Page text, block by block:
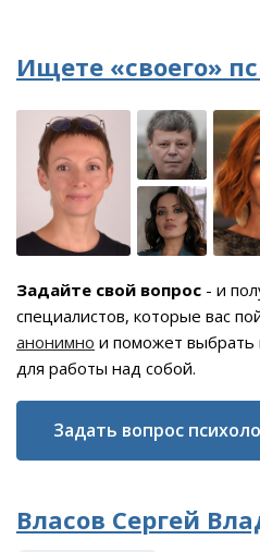
Ищете «своего»
Задайте свой вопрос - и
специалистов, которые вас
анонимно и поможет выбрать
для работы над собой.
Задать вопрос
Власов Сергей